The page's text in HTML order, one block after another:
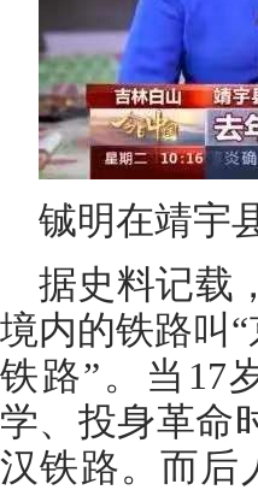
铖明在靖宇
据史料记载
境内的铁路叫
铁路”。当17
学、投身革命
汉铁路。而后